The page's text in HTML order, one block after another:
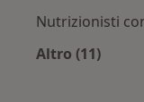
Nutrizionisti
Altro (11)